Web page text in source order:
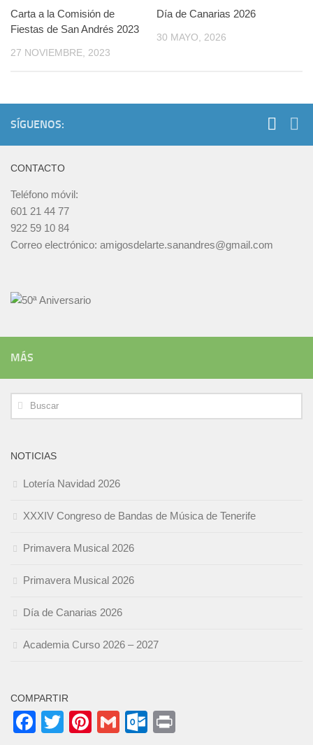
Carta a la Comisión de
Fiestas de San Andrés 2023
27 NOVIEMBRE, 2023
Día de Canarias 2026
30 MAYO, 2026
SÍGUENOS:
CONTACTO
Teléfono móvil:
601 21 44 77
922 59 10 84
Correo electrónico: amigosdelarte.sanandres@gmail.com
MÁS
NOTICIAS
Lotería Navidad 2026
XXXIV Congreso de Bandas de Música de Tenerife
Primavera Musical 2026
Primavera Musical 2026
Día de Canarias 2026
Academia Curso 2026 – 2027
COMPARTIR
Facebook
TwitterPinterest
GmailOutlook.com